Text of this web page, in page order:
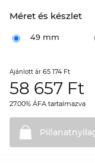
Méret és készlet
49 mm
Ajánlott ár 65 174 Ft
58 657 Ft
27.00% ÁFA tartalmazva